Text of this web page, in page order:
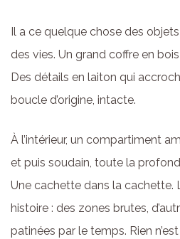
Il a ce quelque chose des
des vies. Un grand coffre en
Des détails en laiton qui
boucle d’origine, intacte.
À l’intérieur, un compartiment
et puis soudain, toute la
Une cachette dans la cachette.
histoire : des zones brutes,
patinées par le temps. Rien